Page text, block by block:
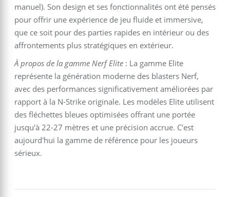
manuel). Son design et ses fonctionnalités ont été pensés
pour offrir une expérience de jeu fluide et immersive,
que ce soit pour des parties rapides en intérieur ou des
affrontements plus stratégiques en extérieur.
À propos de la gamme Nerf Elite : La gamme Elite
représente la génération moderne des blasters Nerf,
avec des performances significativement améliorées par
rapport à la N-Strike originale. Les modèles Elite utilisent
des fléchettes bleues optimisées offrant une portée
jusqu'à 22-27 mètres et une précision accrue. C'est
aujourd'hui la gamme de référence pour les joueurs
sérieux.